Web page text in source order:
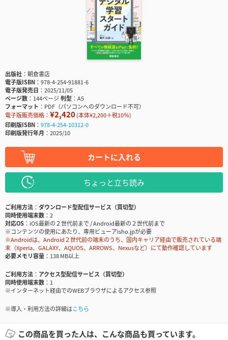
出版社
朝倉書店
電子版ISBN
978-4-254-91881-6
電子版発売日
2025/11/05
ページ数
144ページ判型
A5
フォーマット
PDF（パソコンへのダウンロード不可）
電子版販売価格： ¥2,420(本体¥2,200＋税10％)
印刷版ISBN
978-4-254-10312-0
印刷版発行年月
2025/10
カートに入れる
ちょっと立ち読み
ご利用方法
ダウンロード型配信サービス（買切型）
同時使用端末数
2
対応OS
iOS最新の２世代前まで / Android最新の２世代前まで
※コンテンツの使用にあたり、専用ビューアisho.jpが必要
※Androidは、Android２世代前の端末のうち、国内キャリア経由で販売されている端
末（Xperia、GALAXY、AQUOS、ARROWS、Nexusなど）にて動作確認しています
必要メモリ容量
138 MB以上
ご利用方法
アクセス型配信サービス（買切型）
同時使用端末数
1
※インターネット経由でのWEBブラウザによるアクセス参照
※導入・利用方法の詳細はこちら
この商品を買った人は、こんな商品も買っています。